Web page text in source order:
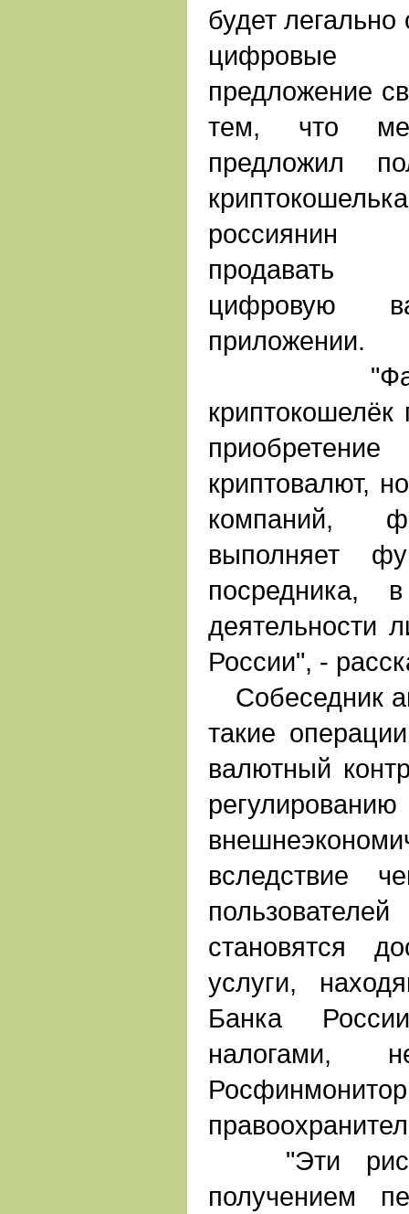
будет
цифровые
предложение
тем, что
предложил
россиянин
продавать
цифровую
приложении.
криптокошелёк
криптовалют,
компаний,
выполняет
посредника,
деятельности
России", -
Собеседник
такие
валютный
регулированию
вследствие
становятся
услуги,
Банка
налогами,
"Эти
получением